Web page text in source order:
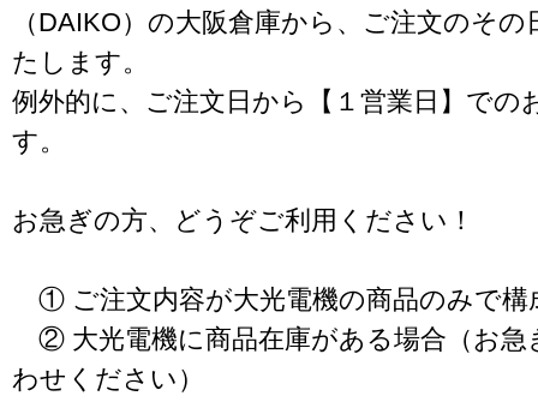
（DAIKO）の大阪倉庫から、ご注文のそ
たします。
例外的に、ご注文日から【１営業日】での
す。
お急ぎの方、どうぞご利用ください！
① ご注文内容が大光電機の商品のみで構
② 大光電機に商品在庫がある場合（お急
わせください）